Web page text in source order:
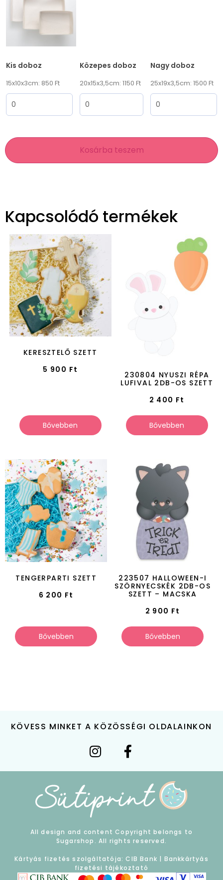
Kis doboz
15x10x3cm: 850 Ft
Közepes doboz
20x15x3,5cm: 1150 Ft
Nagy doboz
25x19x3,5cm: 1500 Ft
Kosárba teszem
Kapcsolódó termékek
KERESZTELŐ SZETT
5 900 Ft
Bővebben
230804 NYUSZI RÉPA
LUFIVAL 2DB-OS SZETT
2 400 Ft
Bővebben
TENGERPARTI SZETT
6 200 Ft
Bővebben
223507 HALLOWEEN-I
SZÖRNYECSKÉK 2DB-OS
SZETT – MACSKA
2 900 Ft
Bővebben
KÖVESS MINKET A KÖZÖSSÉGI OLDALAINKON
All design and content Copyright belongs to
Sugarshop. All rights reserved.
Kártyás fizetés szolgáltatója: CIB Bank | Bankkártyás
fizetési tájékoztató